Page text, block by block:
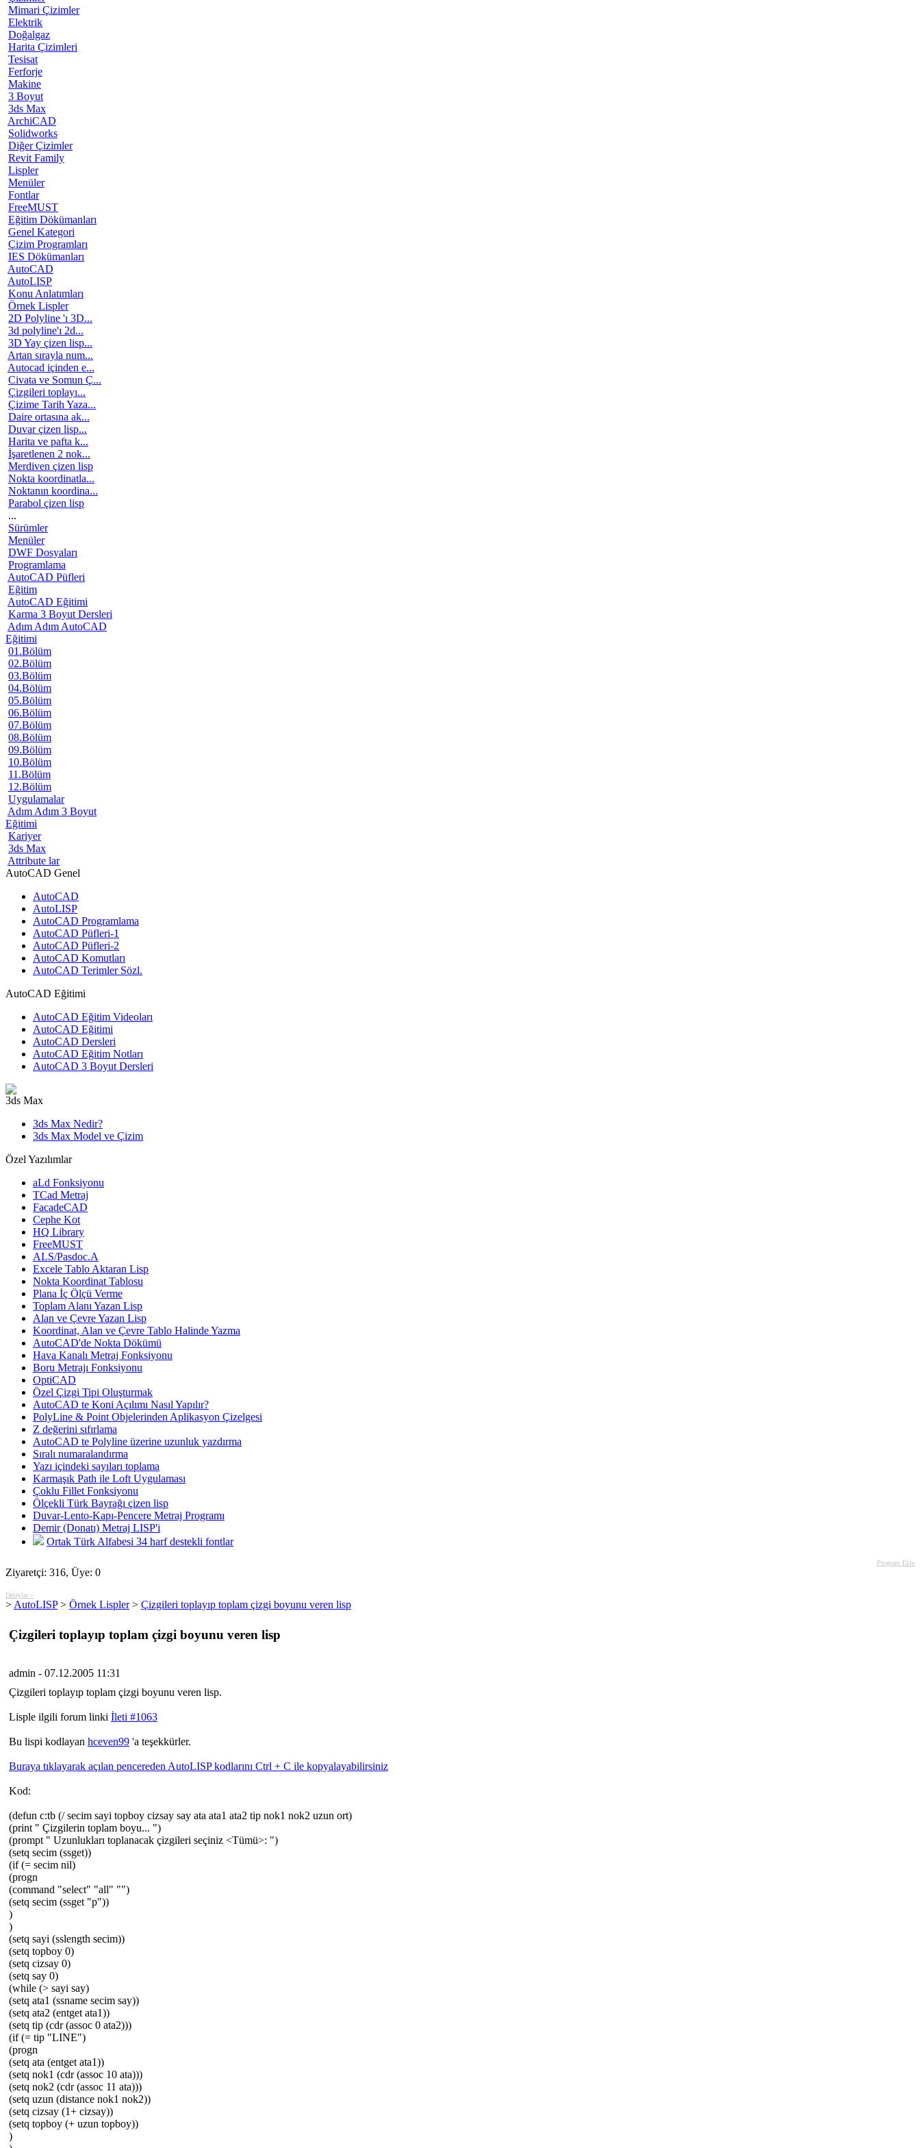
Mimari Çizimler
Elektrik
Doğalgaz
Harita Çizimleri
Tesisat
Ferforje
Makine
3 Boyut
3ds Max
ArchiCAD
Solidworks
Diğer Çizimler
Revit Family
Lispler
Menüler
Fontlar
FreeMUST
Eğitim Dökümanları
Genel Kategori
Çizim Programları
IES Dökümanları
AutoCAD
AutoLISP
Konu Anlatımları
Örnek Lispler
2D Polyline 'ı 3D...
3d polyline'ı 2d...
3D Yay çizen lisp...
Artan sırayla num...
Autocad içinden e...
Civata ve Somun Ç...
Çizgileri toplayı...
Çizime Tarih Yaza...
Daire ortasına ak...
Duvar çizen lisp...
Harita ve pafta k...
İşaretlenen 2 nok...
Merdiven çizen lisp
Nokta koordinatla...
Noktanın koordina...
Parabol çizen lisp
...
Sürümler
Menüler
DWF Dosyaları
Programlama
AutoCAD Püfleri
Eğitim
AutoCAD Eğitimi
Karma 3 Boyut Dersleri
Adım Adım AutoCAD
Eğitimi
01.Bölüm
02.Bölüm
03.Bölüm
04.Bölüm
05.Bölüm
06.Bölüm
07.Bölüm
08.Bölüm
09.Bölüm
10.Bölüm
11.Bölüm
12.Bölüm
Uygulamalar
Adım Adım 3 Boyut
Eğitimi
Kariyer
3ds Max
Attribute lar
AutoCAD Genel
AutoCAD
AutoLISP
AutoCAD Programlama
AutoCAD Püfleri-1
AutoCAD Püfleri-2
AutoCAD Komutları
AutoCAD Terimler Sözl.
AutoCAD Eğitimi
AutoCAD Eğitim Videoları
AutoCAD Eğitimi
AutoCAD Dersleri
AutoCAD Eğitim Notları
AutoCAD 3 Boyut Dersleri
3ds Max
3ds Max Nedir?
3ds Max Model ve Çizim
Özel Yazılımlar
aLd Fonksiyonu
TCad Metraj
FacadeCAD
Cephe Kot
HQ Library
FreeMUST
ALS/Pasdoc.A
Excele Tablo Aktaran Lisp
Nokta Koordinat Tablosu
Plana İç Ölçü Verme
Toplam Alanı Yazan Lisp
Alan ve Çevre Yazan Lisp
Koordinat, Alan ve Çevre Tablo Halinde Yazma
AutoCAD'de Nokta Dökümü
Hava Kanalı Metraj Fonksiyonu
Boru Metrajı Fonksiyonu
OptiCAD
Özel Çizgi Tipi Oluşturmak
AutoCAD te Koni Açılımı Nasıl Yapılır?
PolyLine & Point Objelerinden Aplikasyon Çizelgesi
Z değerini sıfırlama
AutoCAD te Polyline üzerine uzunluk yazdırma
Sıralı numaralandırma
Yazı içindeki sayıları toplama
Karmaşık Path ile Loft Uygulaması
Çoklu Fillet Fonksiyonu
Ölçekli Türk Bayrağı çizen lisp
Duvar-Lento-Kapı-Pencere Metraj Programı
Demir (Donatı) Metraj LISP'i
Ortak Türk Alfabesi 34 harf destekli fontlar
Program Ekle
Ziyaretçi: 316, Üye: 0
Detaylar »
> AutoLISP> Örnek Lispler> Çizgileri toplayıp toplam çizgi boyunu veren lisp
Çizgileri toplayıp toplam çizgi boyunu veren lisp
admin - 07.12.2005 11:31
Çizgileri toplayıp toplam çizgi boyunu veren lisp.
Lisple ilgili forum linki İleti #1063
Bu lispi kodlayan hceven99 'a teşekkürler.
Buraya tıklayarak açılan pencereden AutoLISP kodlarını Ctrl + C ile kopyalayabilirsiniz
Kod:
(defun c:tb (/ secim sayi topboy cizsay say ata ata1 ata2 tip nok1 nok2 uzun ort)
(print " Çizgilerin toplam boyu... ")
(prompt " Uzunlukları toplanacak çizgileri seçiniz <Tümü>: ")
(setq secim (ssget))
(if (= secim nil)
(progn
(command "select" "all" "")
(setq secim (ssget "p"))
)
)
(setq sayi (sslength secim))
(setq topboy 0)
(setq cizsay 0)
(setq say 0)
(while (> sayi say)
(setq ata1 (ssname secim say))
(setq ata2 (entget ata1))
(setq tip (cdr (assoc 0 ata2)))
(if (= tip "LINE")
(progn
(setq ata (entget ata1))
(setq nok1 (cdr (assoc 10 ata)))
(setq nok2 (cdr (assoc 11 ata)))
(setq uzun (distance nok1 nok2))
(setq cizsay (1+ cizsay))
(setq topboy (+ uzun topboy))
)